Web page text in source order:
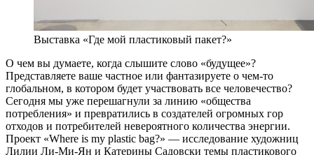
Выставка «Где мой пластиковый пакет?»
О чем вы думаете, когда слышите слово «будущее»?
Представляете ваше частное или фантазируете о чем-то
глобальном, в котором будет участвовать все человечество?
Сегодня мы уже перешагнули за линию «общества
потребления» и превратились в создателей огромных гор
отходов и потребителей невероятного количества энергии.
Проект «Where is my plastic bag?» — исследование художниц
Лилии Ли-Ми-Ян и Катерины Садовски темы пластикового